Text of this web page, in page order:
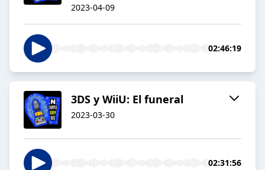
2023-04-09
02:46:19
3DS y WiiU: El funeral
2023-03-30
02:31:56